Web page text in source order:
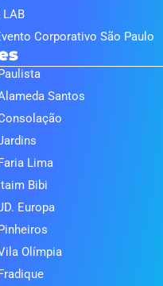
LAB
Corporativo São Paulo
Santos
Lima
Bibi
Europa
Olímpia